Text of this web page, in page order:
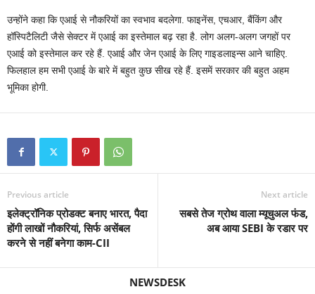
उन्होंने कहा कि एआई से नौकरियों का स्वभाव बदलेगा. फाइनेंस, एचआर, बैंकिंग और
हॉस्पिटैलिटी जैसे सेक्टर में एआई का इस्तेमाल बढ़ रहा है. लोग अलग-अलग जगहों पर
एआई को इस्तेमाल कर रहे हैं. एआई और जेन एआई के लिए गाइडलाइन्स आने चाहिए.
फिलहाल हम सभी एआई के बारे में बहुत कुछ सीख रहे हैं. इसमें सरकार की बहुत अहम
भूमिका होगी.
Previous article
इलेक्ट्रॉनिक प्रोडक्ट बनाए भारत, पैदा
होंगी लाखों नौकरियां, सिर्फ असेंबल
करने से नहीं बनेगा काम-CII
Next article
सबसे तेज ग्रोथ वाला म्यूचुअल फंड,
अब आया SEBI के रडार पर
NEWSDESK